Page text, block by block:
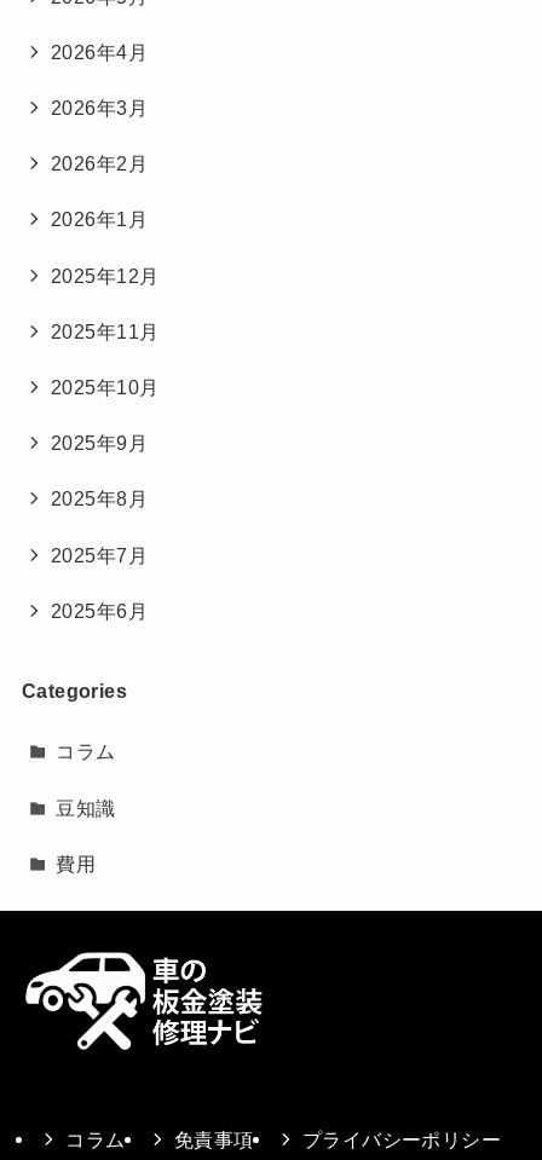
2026年4月
2026年3月
2026年2月
2026年1月
2025年12月
2025年11月
2025年10月
2025年9月
2025年8月
2025年7月
2025年6月
Categories
コラム
豆知識
費用
コラム 免責事項 プライバシーポリシー